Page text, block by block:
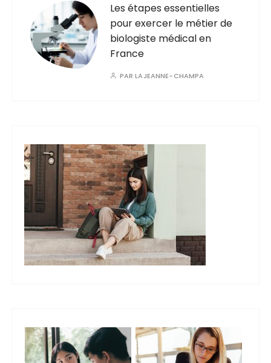
Les étapes essentielles
pour exercer le métier de
biologiste médical en
France
PARLAJEANNE-CHAMPA